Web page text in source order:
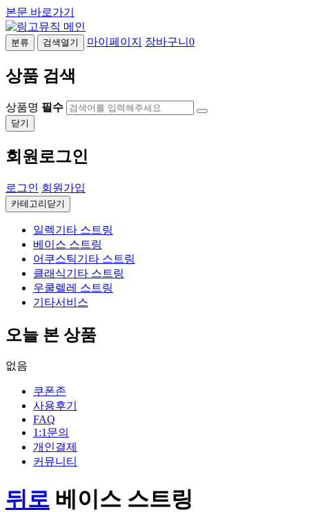
본문 바로가기
분류 검색열기 마이페이지 장바구니 0
상품 검색
상품명 필수
닫기
회원로그인
로그인 회원가입
카테고리닫기
일렉기타 스트링
베이스 스트링
어쿠스틱기타 스트링
클래식기타 스트링
우쿨렐레 스트링
기타서비스
오늘 본 상품
없음
쿠폰존
사용후기
FAQ
1:1문의
개인결제
커뮤니티
뒤로 베이스 스트링